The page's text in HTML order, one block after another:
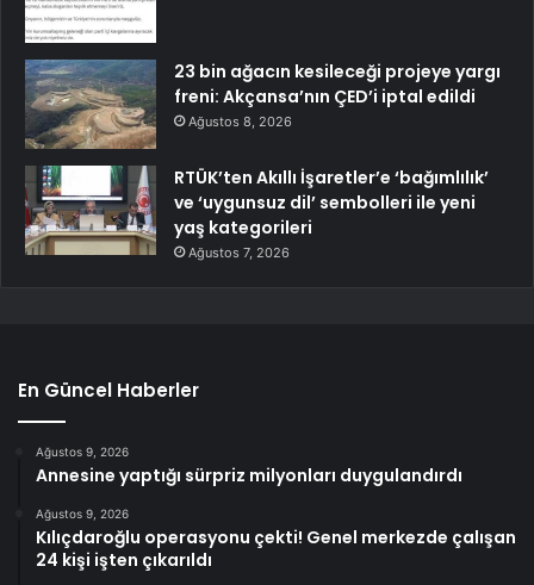
23 bin ağacın kesileceği projeye yargı
freni: Akçansa’nın ÇED’i iptal edildi
Ağustos 8, 2026
RTÜK’ten Akıllı İşaretler’e ‘bağımlılık’
ve ‘uygunsuz dil’ sembolleri ile yeni
yaş kategorileri
Ağustos 7, 2026
En Güncel Haberler
Ağustos 9, 2026
Annesine yaptığı sürpriz milyonları duygulandırdı
Ağustos 9, 2026
Kılıçdaroğlu operasyonu çekti! Genel merkezde çalışan
24 kişi işten çıkarıldı